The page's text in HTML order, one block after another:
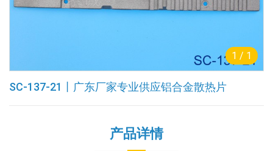
1 / 1
SC-137-21丨广东厂家专业供应铝合金散热片
产品详情